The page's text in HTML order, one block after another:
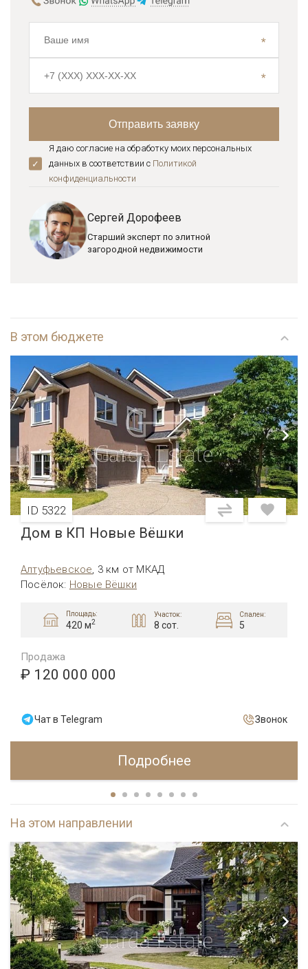
Я даю согласие на обработку моих персональных
данных в соответствии с Политикой
конфиденциальноcти
Сергей Дорофеев
Старший эксперт по элитной
загородной недвижимости
В этом бюджете
ID 5322
Дом в КП Новые Вёшки
Алтуфьевcкое, 3 км от МКАД
Посёлок: Новые Вёшки
Площадь:
420 м2
Участок:
8 сот.
Спален:
5
Продажа
₽ 120 000 000
Чат в Telegram Звонок
Подробнее
На этом направлении